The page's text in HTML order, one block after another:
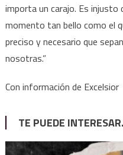
importa un carajo. Es injusto
momento tan bello como el
preciso y necesario que
nosotras.”
Con información de Excelsior
TE PUEDE